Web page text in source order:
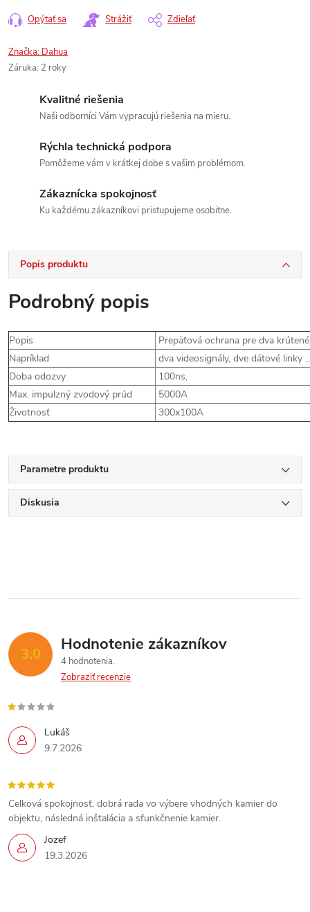
Opýtať sa Strážiť Zdieľať
Značka: Dahua
Záruka: 2 roky
Kvalitné riešenia
Naši odborníci Vám vypracujú riešenia na mieru.
Rýchla technická podpora
Pomôžeme vám v krátkej dobe s vašim problémom.
Zákaznícka spokojnosť
Ku každému zákazníkovi pristupujeme osobitne.
Popis produktu
Podrobný popis
Popis
Prepäťová ochrana pre dva
Napríklad
dva videosignály, dve dátové linky
Doba odozvy
100ns,
Max. impulzný zvodový prúd
5000A
Životnosť
300x100A
Parametre produktu
Diskusia
3,0 Hodnotenie zákazníkov
4 hodnotenia
Zobraziť recenzie
Lukáš
9.7.2026
Jozef
19.3.2026
Celková spokojnosť, dobrá rada vo výbere vhodných kamier do
objektu, následná inštalácia a sfunkčnenie kamier.